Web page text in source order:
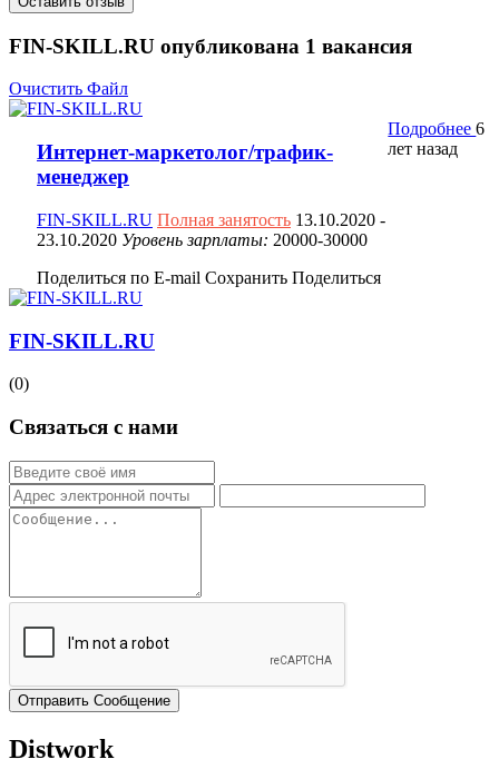
FIN-SKILL.RU опубликована 1 вакансия
Очистить Файл
Интернет-маркетолог/трафик-
менеджер
FIN-SKILL.RU Полная занятость 13.10.2020 -
23.10.2020 Уровень зарплаты: 20000-30000
Поделиться по E-mail Сохранить Поделиться
Подробнее6
лет назад
FIN-SKILL.RU
(0)
Связаться с нами
Отправить Сообщение
Distwork